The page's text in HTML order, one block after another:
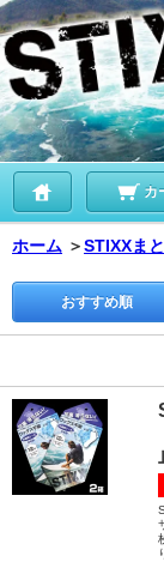
カ
ホーム ＞STIXXま
おすすめ順